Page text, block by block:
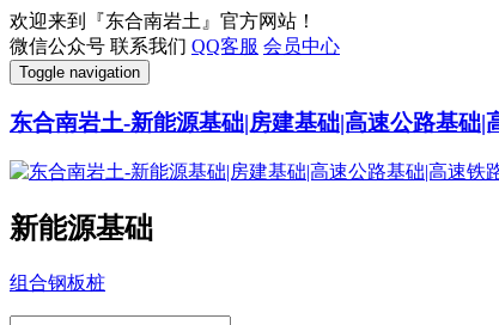
欢迎来到『东合南岩土』官方网站！
微信公众号 联系我们 QQ客服 会员中心
Toggle navigation
东合南岩土-新能源基础|房建基础|高速公路基础|
新能源基础
组合钢板桩